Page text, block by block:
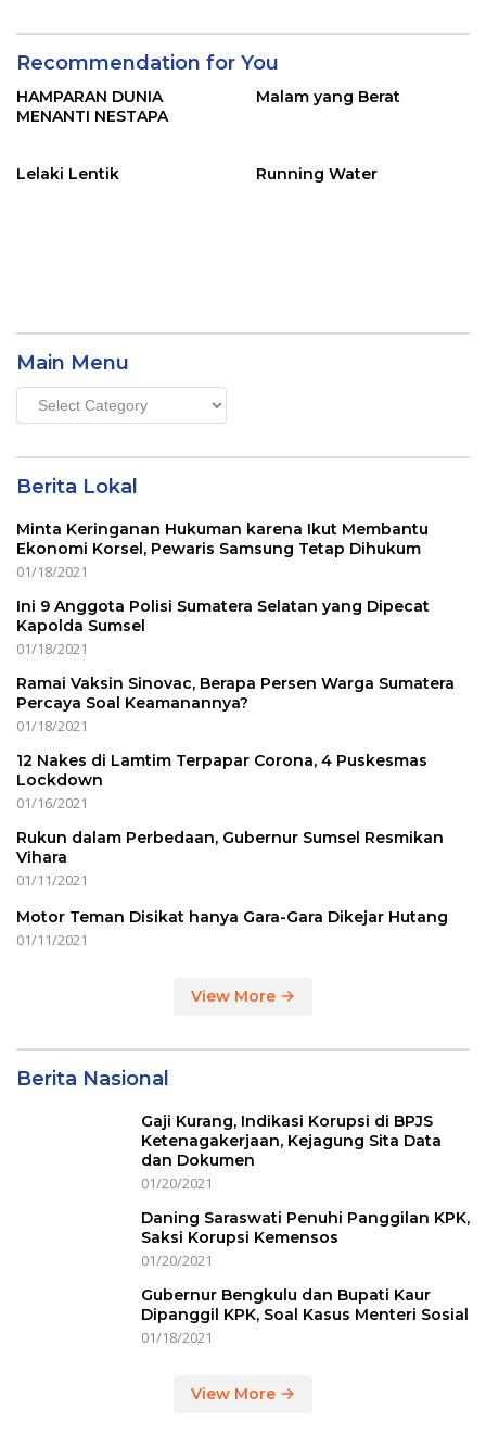
Recommendation for You
HAMPARAN DUNIA
MENANTI NESTAPA
Malam yang Berat
Lelaki Lentik Running Water
Main Menu
Main
Menu
Berita Lokal
Minta Keringanan Hukuman karena Ikut Membantu
Ekonomi Korsel, Pewaris Samsung Tetap Dihukum
01/18/2021
Ini 9 Anggota Polisi Sumatera Selatan yang Dipecat
Kapolda Sumsel
01/18/2021
Ramai Vaksin Sinovac, Berapa Persen Warga Sumatera
Percaya Soal Keamanannya?
01/18/2021
12 Nakes di Lamtim Terpapar Corona, 4 Puskesmas
Lockdown
01/16/2021
Rukun dalam Perbedaan, Gubernur Sumsel Resmikan
Vihara
01/11/2021
Motor Teman Disikat hanya Gara-Gara Dikejar Hutang
01/11/2021
View More
Berita Nasional
Gaji Kurang, Indikasi Korupsi di BPJS
Ketenagakerjaan, Kejagung Sita Data
dan Dokumen
01/20/2021
Daning Saraswati Penuhi Panggilan KPK,
Saksi Korupsi Kemensos
01/20/2021
Gubernur Bengkulu dan Bupati Kaur
Dipanggil KPK, Soal Kasus Menteri Sosial
01/18/2021
View More